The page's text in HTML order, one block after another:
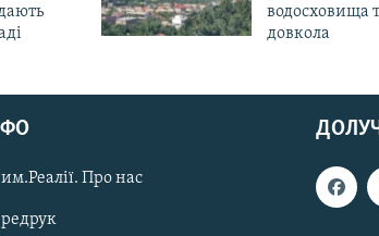
водосховища
довкола
Про нас